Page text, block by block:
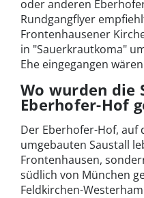
oder anderen
Rundgangflyer
Frontenhausener
in "Sauerkrautkoma"
Ehe eingegangen
Wo wurden die
Eberhofer-Hof
Der Eberhofer-Hof,
umgebauten Saustall
Frontenhausen,
südlich von München
Feldkirchen-